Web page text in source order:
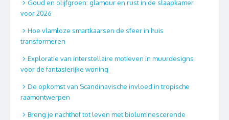
Goud en olijfgroen: glamour en rust in de slaapkamer
voor 2026
Hoe vlamloze smartkaarsen de sfeer in huis
transformeren
Exploratie van interstellaire motieven in muurdesigns
voor de fantasierijke woning
De opkomst van Scandinavische invloed in tropische
raamontwerpen
Breng je nachthof tot leven met bioluminescerende